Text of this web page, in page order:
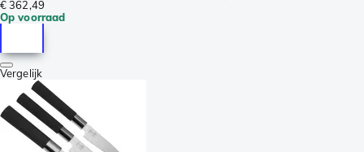
€ 362,49
Op voorraad
Vergelijk